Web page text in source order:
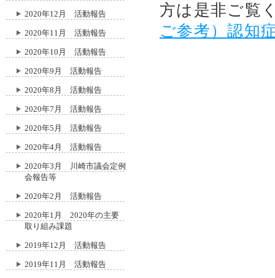
2020年12月 活動報告
2020年11月 活動報告
2020年10月 活動報告
2020年9月 活動報告
2020年8月 活動報告
2020年7月 活動報告
2020年5月 活動報告
2020年4月 活動報告
2020年3月 川崎市議会定例
会報告等
2020年2月 活動報告
2020年1月 2020年の主要
取り組み課題
2019年12月 活動報告
2019年11月 活動報告
方は是非ご覧
ご参考）認知